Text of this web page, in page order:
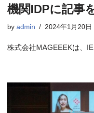
機関IDPに記事
by admin 2024年1月20日
株式会社MAGEEEKは、